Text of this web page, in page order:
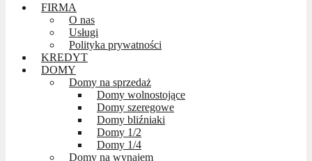
FIRMA
O nas
Usługi
Polityka prywatności
KREDYT
DOMY
Domy na sprzedaż
Domy wolnostojące
Domy szeregowe
Domy bliźniaki
Domy 1/2
Domy 1/4
Domy na wynajem